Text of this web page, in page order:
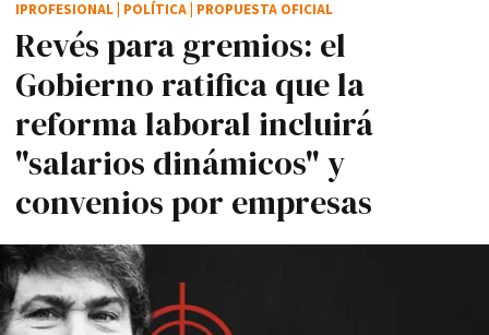
Revés para gremios: el
Gobierno ratifica que la
reforma laboral incluirá
"salarios dinámicos" y
convenios por empresas
IPROFESIONAL POLÍTICA PROPUESTA OFICIAL